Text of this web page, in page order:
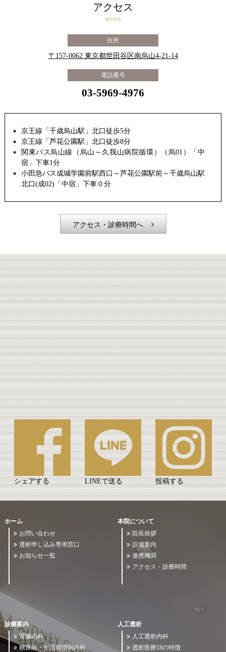
アクセス
access
住所
〒157-0062 東京都世田谷区南烏山4-21-14
電話番号
03-5969-4976
京王線「千歳烏山駅」北口徒歩5分
京王線「芦花公園駅」北口徒歩8分
関東バス烏山線（烏山～久我山病院循環）（烏01）「中
宿」下車1分
小田急バス成城学園前駅西口～芦花公園駅前～千歳烏山駅
北口(成02)「中宿」下車０分
アクセス・診療時間へ
シェアする LINEで送る 投稿する
ホーム
お問い合わせ
透析申し込み専用窓口
お知らせ一覧
本院について
院長挨拶
設備案内
連携機関
アクセス・診療時間
診療案内
腎臓内科
糖尿病・生活習慣病内科
人工透析
人工透析内科
透析医療18の特徴